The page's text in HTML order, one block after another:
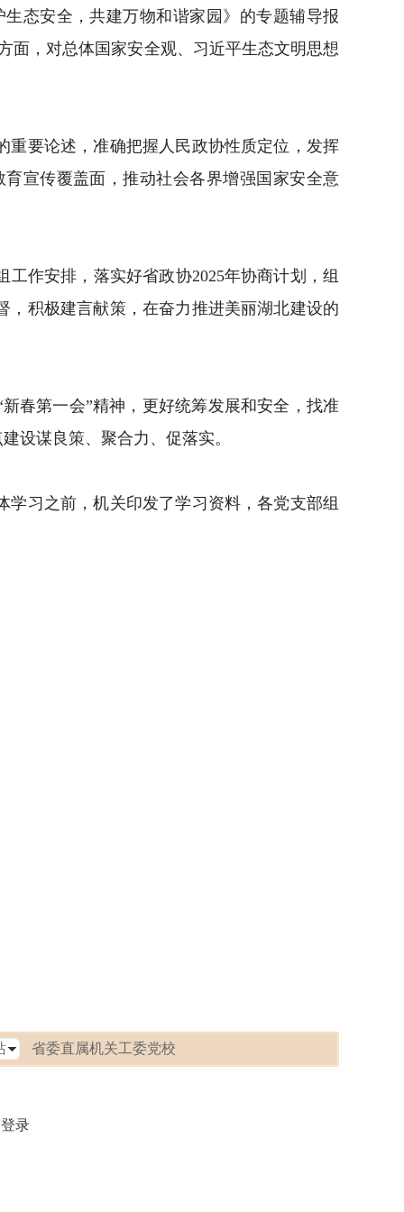
态安全，共建万物和谐家园》的专题辅导报
面，对总体国家安全观、习近平生态文明思想
要论述，准确把握人民政协性质定位，发挥
宣传覆盖面，推动社会各界增强国家安全意
作安排，落实好省政协2025年协商计划，组
积极建言献策，在奋力推进美丽湖北建设的
第一会”精神，更好统筹发展和安全，找准
设谋良策、聚合力、促落实。
习之前，机关印发了学习资料，各党支部组
省委直属机关工委党校
录